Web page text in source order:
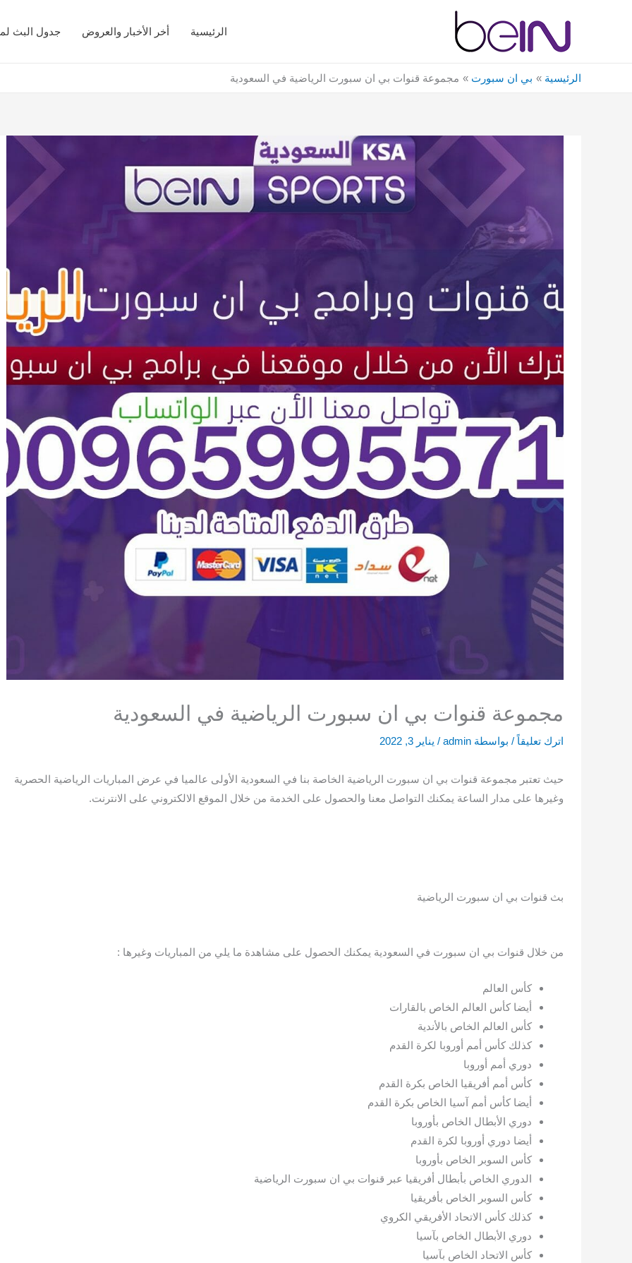
الرئيسية أخر الأخبار والعروض جدول البث
الرئيسية بي ان سبورت مجموعة قنوات بي ان سبورت الرياضية في السعودية
مجموعة قنوات بي ان سبورت الرياضية في السعودية
اترك تعليقاً / بواسطة admin
/ يناير 3, 2022
حيث تعتبر مجموعة قنوات بي ان سبورت الرياضية الخاصة بنا في السعودية الأولى عالميا في عرض المباريات الرياضية الحصرية
وغيرها على مدار الساعة يمكنك التواصل معنا والحصول على الخدمة من خلال الموقع الالكتروني على الانترنت.
بث قنوات بي ان سبورت الرياضية
من خلال قنوات بي ان سبورت في السعودية يمكنك الحصول على مشاهدة ما يلي من المباريات وغيرها :
كأس العالم
أيضا كأس العالم الخاص بالقارات
كأس العالم الخاص بالأندية
كذلك كأس أمم أوروبا لكرة القدم
دوري أمم أوروبا
كأس أمم أفريقيا الخاص بكرة القدم
أيضا كأس أمم آسيا الخاص بكرة القدم
دوري الأبطال الخاص بأوروبا
أيضا دوري أوروبا لكرة القدم
كأس السوبر الخاص بأوروبا
الدوري الخاص بأبطال أفريقيا عبر قنوات بي ان سبورت الرياضية
كأس السوبر الخاص بأفريقيا
كذلك كأس الاتحاد الأفريقي الكروي
دوري الأبطال الخاص بآسيا
كأس الاتحاد الخاص بآسيا